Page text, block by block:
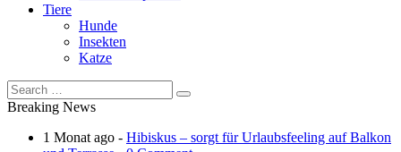
Tiere
Hunde
Insekten
Katze
Breaking News
1 Monat ago - Hibiskus – sorgt für Urlaubsfeeling auf Balkon